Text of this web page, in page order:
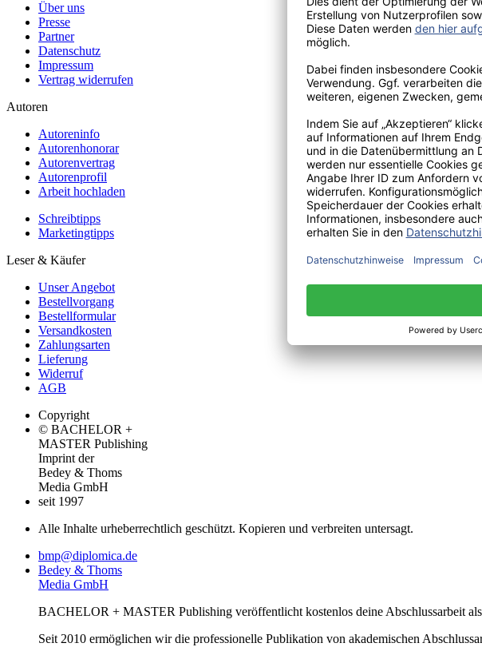
Über uns
Presse
Partner
Datenschutz
Impressum
Vertrag widerrufen
Autoren
Autoreninfo
Autorenhonorar
Autorenvertrag
Autorenprofil
Arbeit hochladen
Schreibtipps
Marketingtipps
Leser & Käufer
Unser Angebot
Bestellvorgang
Bestellformular
Versandkosten
Zahlungsarten
Lieferung
Widerruf
AGB
Copyright
© BACHELOR +
MASTER Publishing
Imprint der
Bedey & Thoms
Media GmbH
seit 1997
Alle Inhalte urheberrechtlich geschützt. Kopieren und verbreiten untersagt.
bmp@diplomica.de
Bedey & Thoms
Media GmbH
BACHELOR + MASTER Publishing veröffentlicht kostenlos deine Abschlussarbeit
Seit 2010 ermöglichen wir die professionelle Publikation von akademischen